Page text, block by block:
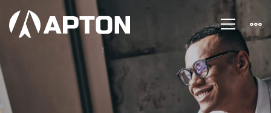
Nous
contacter